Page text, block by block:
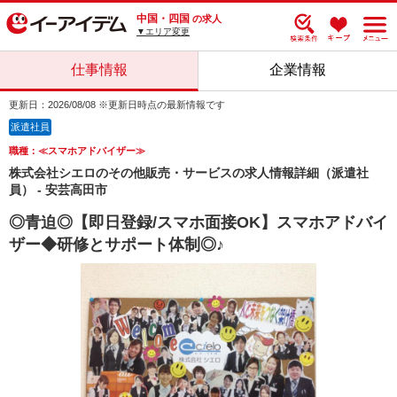
中国・四国 の求人
▼エリア変更
仕事情報 企業情報
更新日：2026/08/08 ※更新日時点の最新情報です
派遣社員
職種：≪スマホアドバイザー≫
株式会社シエロのその他販売・サービスの求人情報詳細（派遣社
員） - 安芸高田市
◎青迫◎【即日登録/スマホ面接OK】スマホアドバイ
ザー◆研修とサポート体制◎♪